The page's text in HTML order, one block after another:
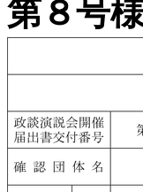
第８号